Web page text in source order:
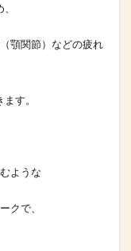
顎関節）などの疲れ
す。
ような
クで、